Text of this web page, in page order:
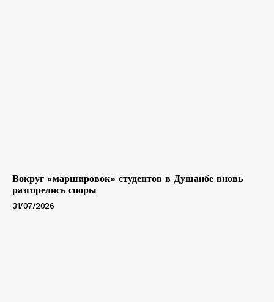
Вокруг «маршировок» студентов в Душанбе вновь
разгорелись споры
31/07/2026